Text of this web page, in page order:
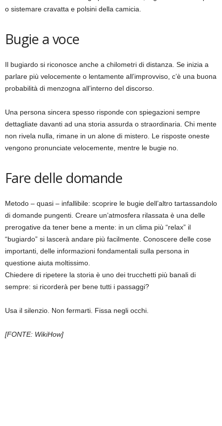
o sistemare cravatta e polsini della camicia.
Bugie a voce
Il bugiardo si riconosce anche a chilometri di distanza. Se inizia a
parlare più velocemente o lentamente all’improvviso, c’è una buona
probabilità di menzogna all’interno del discorso.
Una persona sincera spesso risponde con spiegazioni sempre
dettagliate davanti ad una storia assurda o straordinaria. Chi mente
non rivela nulla, rimane in un alone di mistero. Le risposte oneste
vengono pronunciate velocemente, mentre le bugie no.
Fare delle domande
Metodo – quasi – infallibile: scoprire le bugie dell’altro tartassandolo
di domande pungenti. Creare un’atmosfera rilassata è una delle
prerogative da tener bene a mente: in un clima più “relax” il
“bugiardo” si lascerà andare più facilmente. Conoscere delle cose
importanti, delle informazioni fondamentali sulla persona in
questione aiuta moltissimo.
Chiedere di ripetere la storia è uno dei trucchetti più banali di
sempre: si ricorderà per bene tutti i passaggi?
Usa il silenzio. Non fermarti. Fissa negli occhi.
[FONTE: WikiHow]